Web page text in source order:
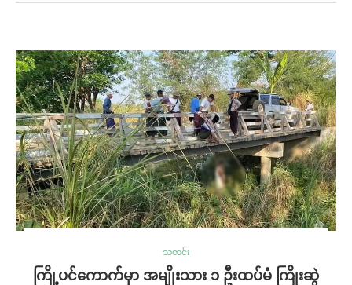
သတင်း
ကြို့ပင်ကောက်မှာ အမျိုးသား ၁ ဦးထပ်မံ ကြိုးဆွဲ